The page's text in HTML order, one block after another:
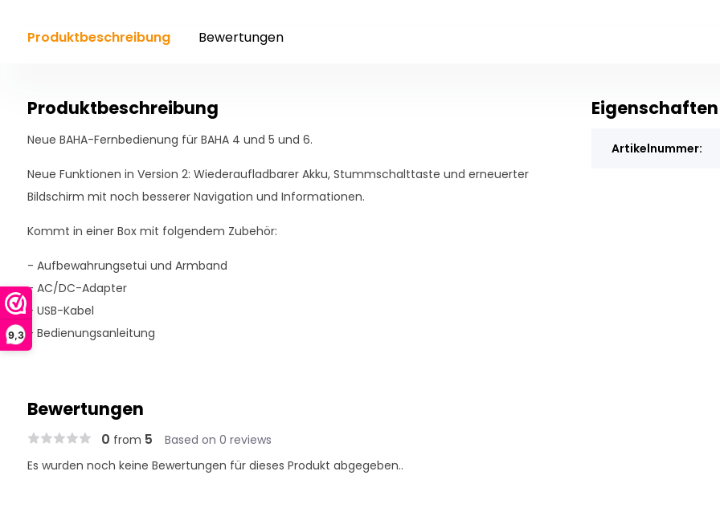
9,3
Produktbeschreibung Bewertungen
Produktbeschreibung
Neue BAHA-Fernbedienung für BAHA 4 und 5 und 6.
Neue Funktionen in Version 2: Wiederaufladbarer Akku, Stummschalttaste und erneuerter
Bildschirm mit noch besserer Navigation und Informationen.
Kommt in einer Box mit folgendem Zubehör:
- Aufbewahrungsetui und Armband
- AC/DC-Adapter
- USB-Kabel
- Bedienungsanleitung
Eigenschaften
Artikelnummer:
Bewertungen
0 from 5 Based on 0 reviews
Es wurden noch keine Bewertungen für dieses Produkt abgegeben..